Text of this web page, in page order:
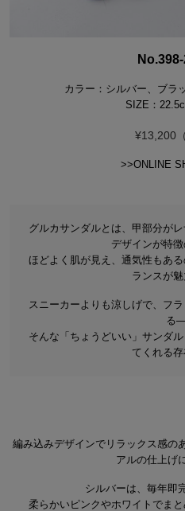
カラー：シルバー、ブラ
SIZE：
¥13,200
>>ONLINE
グルカサンダルとは、甲部分が
デザインが特徴
ほどよく肌が見え、通気性もあ
ランスが魅
スニーカーよりも涼しげで、フ
る
そんな「ちょうどいい」サンダ
てくれる存
編み込みデザインでリラックス感の
アルの仕上げ
シルバーは、毎年即
柔らかいピンクやホワイトでま